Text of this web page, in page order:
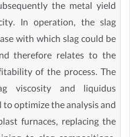
the metal yield
In operation, the slag
with which slag could be
therefore relates to the
of the process. The
viscosity and liquidus
optimize the analysis and
furnaces, replacing the